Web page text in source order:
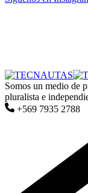
Somos un medio de
pluralista e
+569 7935 2788